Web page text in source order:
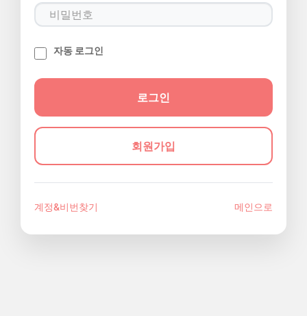
자동 로그인
회원가입
계정&비번찾기 메인으로